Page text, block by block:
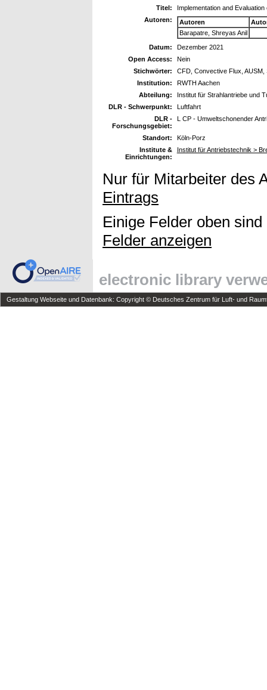
Titel:
Implementation and
Autoren:
Autoren
Barapatre, Shreyas Anil
Datum:
Dezember 2021
Open Access:
Nein
Stichwörter:
CFD, Convective Flux, AUSM,
Institution:
RWTH Aachen
Abteilung:
Institut für Strahlantriebe und
DLR - Schwerpunkt:
Luftfahrt
DLR -
Forschungsgebiet:
L CP - Umweltschonender
Standort:
Köln-Porz
Institute &
Einrichtungen:
Institut für Antriebstechnik >
Nur für Mitarbeiter des
Eintrags
Einige Felder oben
Felder anzeigen
electronic library
Gestaltung Webseite und Datenbank: Copyright © Deutsches Zentrum für Luft- und